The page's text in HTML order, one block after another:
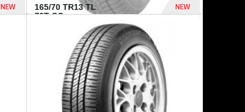
NEW
165/70 TR13 TL
79T CO...
NEW
364 Dhs